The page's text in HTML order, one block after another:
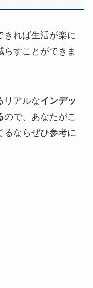
きれば生活が楽に
らすことができま
リアルなインデッ
ので、あなたがこ
るならぜひ参考に